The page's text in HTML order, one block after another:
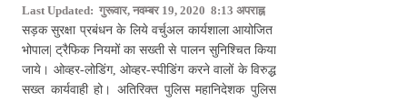
Last Updated: गुरूवार, नवम्बर 19, 2020 8:13 अपराह्न
सड़क सुरक्षा प्रबंधन के लिये वर्चुअल कार्यशाला आयोजित
भोपाल| ट्रैफिक नियमों का सख्ती से पालन सुनिश्चित किया
जाये। ओव्हर-लोडिंग, ओव्हर-स्पीडिंग करने वालों के विरुद्ध
सख्त कार्यवाही हो। अतिरिक्त पुलिस महानिदेशक पुलिस